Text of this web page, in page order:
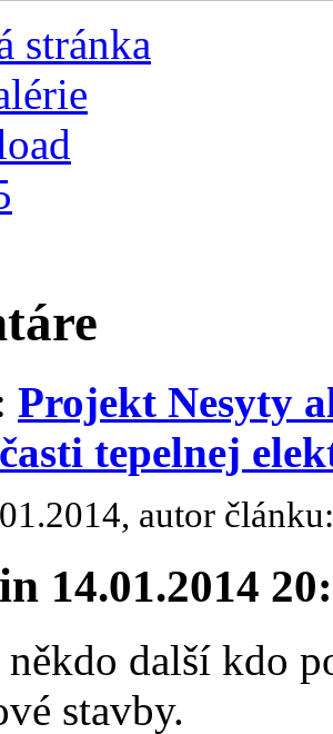
stránka
Projekt Nesyty
tepelnej
autor
14.01.2014
někdo další kdo
stavby.